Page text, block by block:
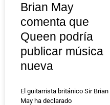
Brian May
comenta que
Queen podría
publicar música
nueva
El guitarrista británico Sir Brian
May ha declarado